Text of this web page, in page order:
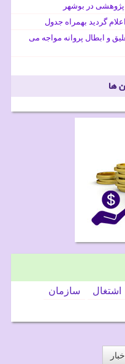
در بوشهر
گردید بهمراه جدول
و ابطال پروانه مواجه می
ها
اشتغال
سازمان